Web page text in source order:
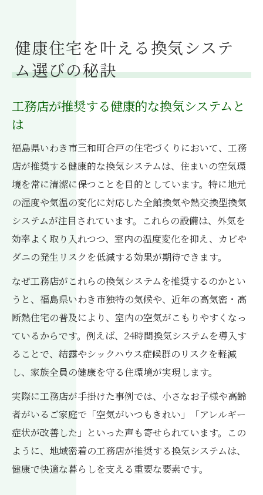
健康住宅を叶える換気システ
ム選びの秘訣
工務店が推奨する健康的な換気システムと
は
福島県いわき市三和町合戸の住宅づくりにおいて、工務
店が推奨する健康的な換気システムは、住まいの空気環
境を常に清潔に保つことを目的としています。特に地元
の湿度や気温の変化に対応した全館換気や熱交換型換気
システムが注目されています。これらの設備は、外気を
効率よく取り入れつつ、室内の温度変化を抑え、カビや
ダニの発生リスクを低減する効果が期待できます。
なぜ工務店がこれらの換気システムを推奨するのかとい
うと、福島県いわき市独特の気候や、近年の高気密・高
断熱住宅の普及により、室内の空気がこもりやすくなっ
ているからです。例えば、24時間換気システムを導入す
ることで、結露やシックハウス症候群のリスクを軽減
し、家族全員の健康を守る住環境が実現します。
実際に工務店が手掛けた事例では、小さなお子様や高齢
者がいるご家庭で「空気がいつもきれい」「アレルギー
症状が改善した」といった声も寄せられています。この
ように、地域密着の工務店が推奨する換気システムは、
健康で快適な暮らしを支える重要な要素です。